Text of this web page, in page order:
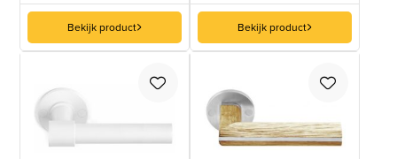
Bekijk product Bekijk product